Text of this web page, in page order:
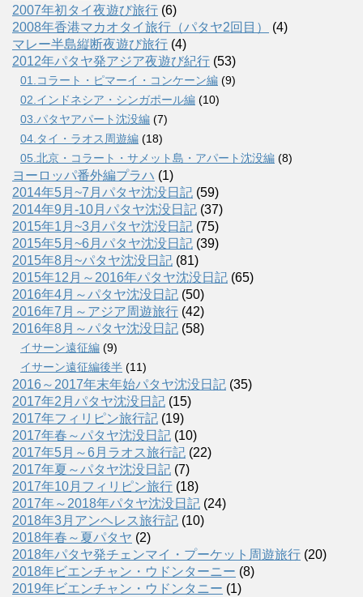
2007年初タイ夜遊び旅行 (6)
2008年香港マカオタイ旅行（パタヤ2回目）
(4)
マレー半島縦断夜遊び旅行 (4)
2012年パタヤ発アジア夜遊び紀行 (53)
01.コラート・ピマーイ・コンケーン編 (9)
02.インドネシア・シンガポール編 (10)
03.パタヤアパート沈没編 (7)
04.タイ・ラオス周遊編 (18)
05.北京・コラート・サメット島・アパート沈没編 (8)
ヨーロッパ番外編プラハ (1)
2014年5月~7月パタヤ沈没日記 (59)
2014年9月-10月パタヤ沈没日記 (37)
2015年1月~3月パタヤ沈没日記 (75)
2015年5月~6月パタヤ沈没日記 (39)
2015年8月~パタヤ沈没日記 (81)
2015年12月～2016年パタヤ沈没日記 (65)
2016年4月～パタヤ沈没日記 (50)
2016年7月～アジア周遊旅行 (42)
2016年8月～パタヤ沈没日記 (58)
イサーン遠征編 (9)
イサーン遠征編後半 (11)
2016～2017年末年始パタヤ沈没日記 (35)
2017年2月パタヤ沈没日記 (15)
2017年フィリピン旅行記 (19)
2017年春～パタヤ沈没日記 (10)
2017年5月～6月ラオス旅行記 (22)
2017年夏～パタヤ沈没日記 (7)
2017年10月フィリピン旅行 (18)
2017年～2018年パタヤ沈没日記 (24)
2018年3月アンヘレス旅行記 (10)
2018年春～夏パタヤ (2)
2018年パタヤ発チェンマイ・プーケット周遊旅行 (20)
2018年ビエンチャン・ウドンターニー (8)
2019年ビエンチャン・ウドンタニー (1)